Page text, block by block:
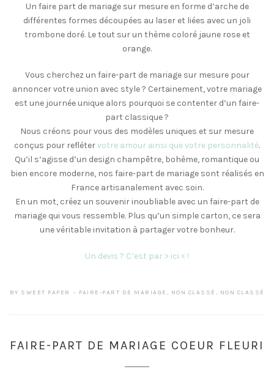
Un faire part de mariage sur mesure en forme d’arche de
différentes formes découpées au laser et liées avec un joli
trombone doré. Le tout sur un thème coloré jaune rose et
orange.
Vous cherchez un faire-part de mariage sur mesure pour
annoncer votre union avec style ? Certainement, votre mariage
est une journée unique alors pourquoi se contenter d’un faire-
part classique ?
Nous créons pour vous des modèles uniques et sur mesure
conçus pour reflétervotre amour ainsi que votre personnalité.
Qu’il s’agisse d’un design champêtre, bohème, romantique ou
bien encore moderne, nos faire-part de mariage sont réalisés en
France artisanalement avec soin.
En un mot, créez un souvenir inoubliable avec un faire-part de
mariage qui vous ressemble. Plus qu’un simple carton, ce sera
une véritable invitation à partager votre bonheur.
Un devis ? C’est par > ici < !
BY SWEET PAPER FAIRE-PART DE MARIAGE , NON CLASSÉ , NON CLASSÉ
FAIRE-PART DE MARIAGE COEUR FLEURI